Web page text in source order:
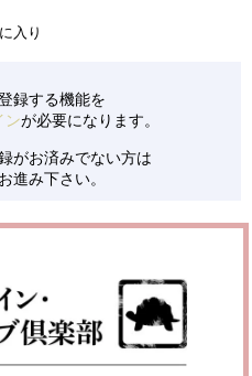
入り
録する機能を
ンが必要になります。
がお済みでない方は
進み下さい。